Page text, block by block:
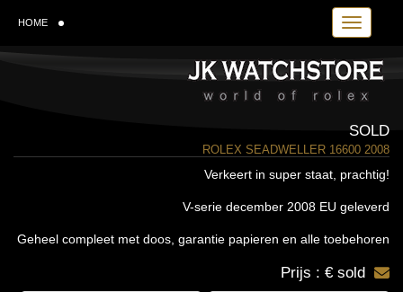
Toggle
HOME
SOLD
ROLEX SEADWELLER 16600 2008
Verkeert in super staat, prachtig!
V-serie december 2008 EU geleverd
Geheel compleet met doos, garantie papieren en alle toebehoren
Prijs : € sold